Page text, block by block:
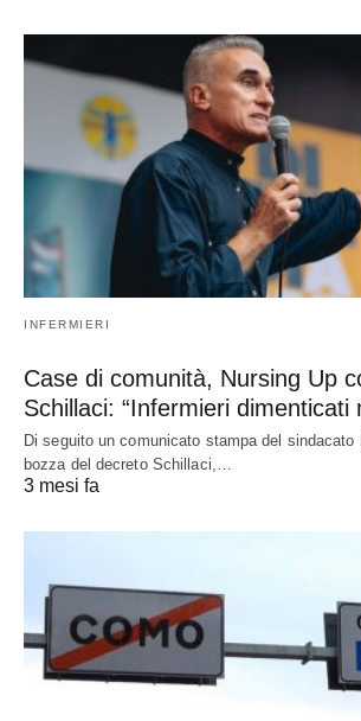
INFERMIERI
Case di comunità, Nursing Up
Schillaci: “Infermieri dimenticati
Di seguito un comunicato stampa del sindacato
bozza del decreto Schillaci,…
3 mesi fa